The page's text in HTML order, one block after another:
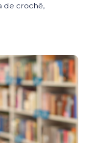
de crochê,